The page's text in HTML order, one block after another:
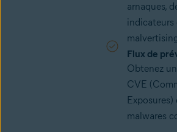
arnaques,
indicateurs
Flux de
Obtenez
CVE
malwares